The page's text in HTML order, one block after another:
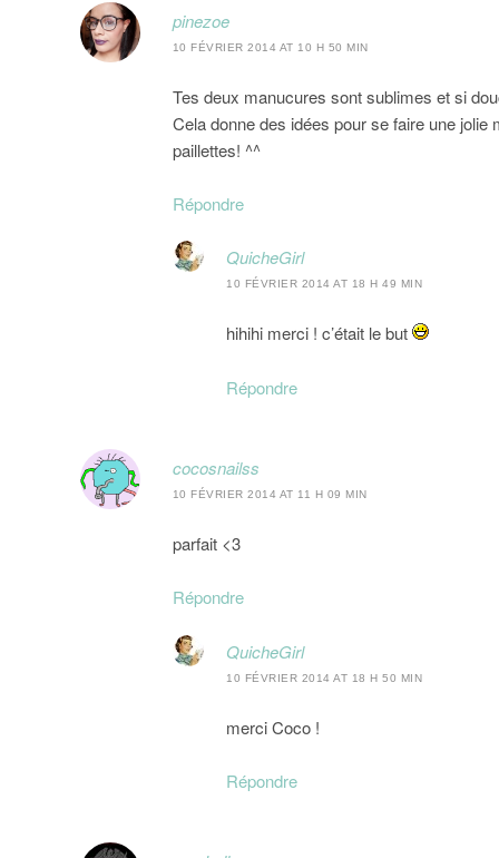
pinezoe
10 FÉVRIER 2014 AT 10 H 50 MIN
Tes deux manucures sont sublimes et si
Cela donne des idées pour se faire une
paillettes! ^^
Répondre
QuicheGirl
10 FÉVRIER 2014 AT 18 H 49 MIN
hihihi merci ! c’était le but
Répondre
cocosnailss
10 FÉVRIER 2014 AT 11 H 09 MIN
parfait <3
Répondre
QuicheGirl
10 FÉVRIER 2014 AT 18 H 50 MIN
merci Coco !
Répondre